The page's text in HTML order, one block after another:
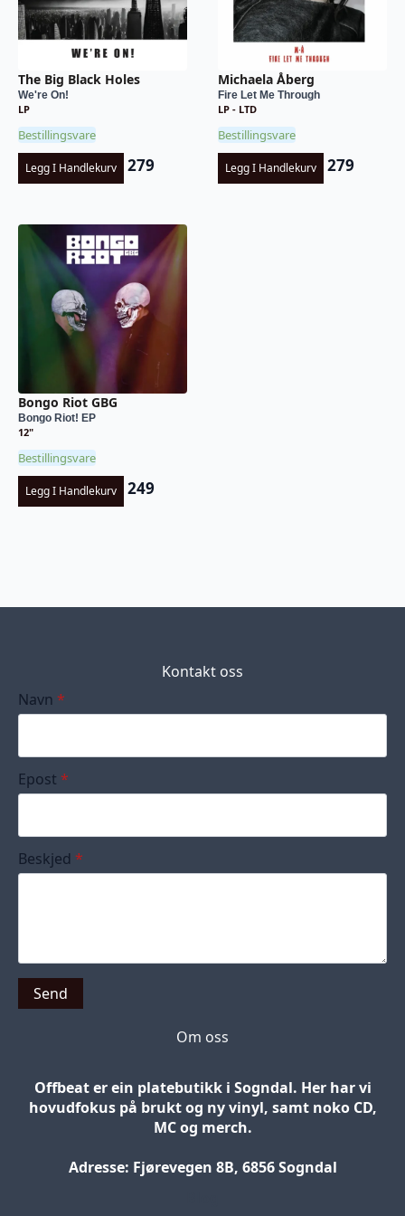
The Big Black Holes
We're On!
LP
Bestillingsvare
Legg I Handlekurv 279
Michaela Åberg
Fire Let Me Through
LP - LTD
Bestillingsvare
Legg I Handlekurv 279
Bongo Riot GBG
Bongo Riot! EP
12"
Bestillingsvare
Legg I Handlekurv 249
Kontakt oss
Navn *
Epost *
Beskjed *
Send
Om oss
Offbeat er ein platebutikk i Sogndal. Her har vi
hovudfokus på brukt og ny vinyl, samt noko CD,
MC og merch.
Adresse: Fjørevegen 8B, 6856 Sogndal